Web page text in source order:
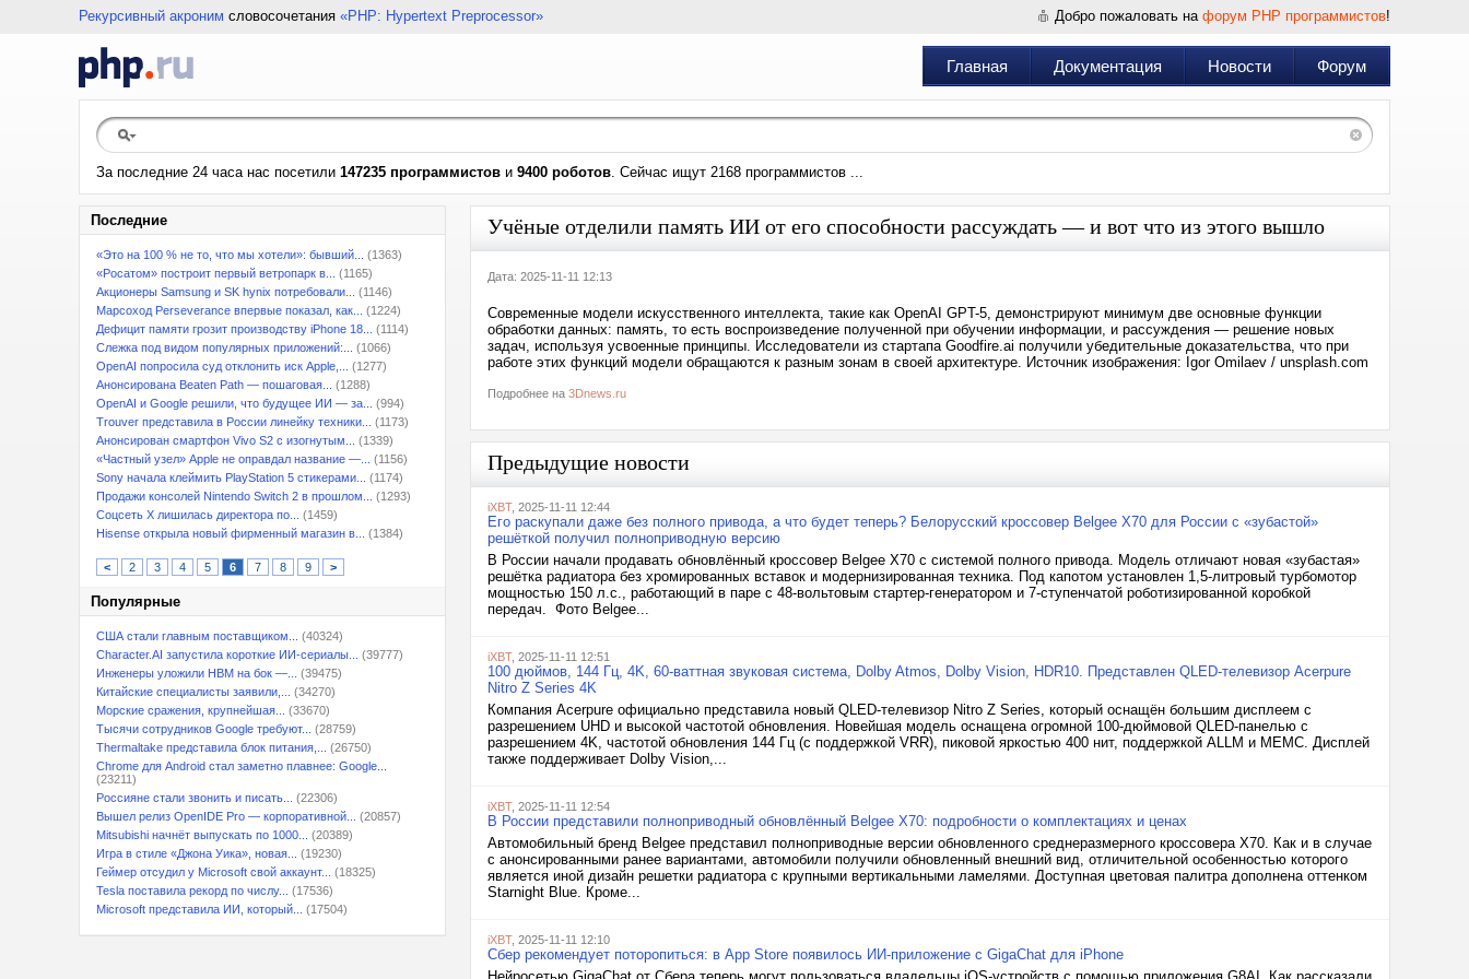
Рекурсивный акроним словосочетания «PHP: Hypertext Preprocessor» Добро пожаловать на форум PHP программистов!
Главная Документация Новости Форум
За последние 24 часа нас посетили 147235 программистов и 9400 роботов. Сейчас ищут 2168 программистов ...
Последние
«Это на 100 % не то, что мы хотели»: бывший...
(1363)
«Росатом» построит первый ветропарк в...
(1165)
Акционеры Samsung и SK hynix потребовали...
(1146)
Марсоход Perseverance впервые показал, как...
(1224)
Дефицит памяти грозит производству iPhone 18...
(1114)
Слежка под видом популярных приложений:...
(1066)
OpenAI попросила суд отклонить иск Apple,...
(1277)
Анонсирована Beaten Path — пошаговая...
(1288)
OpenAI и Google решили, что будущее ИИ — за...
(994)
Trouver представила в России линейку техники...
(1173)
Анонсирован смартфон Vivo S2 с изогнутым...
(1339)
«Частный узел» Apple не оправдал название —...
(1156)
Sony начала клеймить PlayStation 5 стикерами...
(1174)
Продажи консолей Nintendo Switch 2 в прошлом...
(1293)
Соцсеть X лишилась директора по...
(1459)
Hisense открыла новый фирменный магазин в...
(1384)
< 2 3 4 5 6 7 8 9 >
Популярные
США стали главным поставщиком...
(40324)
Character.AI запустила короткие ИИ-сериалы...
(39777)
Инженеры уложили HBM на бок —...
(39475)
Китайские специалисты заявили,...
(34270)
Морские сражения, крупнейшая...
(33670)
Тысячи сотрудников Google требуют...
(28759)
Thermaltake представила блок питания,...
(26750)
Chrome для Android стал заметно плавнее: Google...
(23211)
Россияне стали звонить и писать...
(22306)
Вышел релиз OpenIDE Pro — корпоративной...
(20857)
Mitsubishi начнёт выпускать по 1000...
(20389)
Игра в стиле «Джона Уика», новая...
(19230)
Геймер отсудил у Microsoft свой аккаунт...
(18325)
Tesla поставила рекорд по числу...
(17536)
Microsoft представила ИИ, который...
(17504)
Учёные отделили память ИИ от его способности рассуждать — и вот что из этого вышло
Дата: 2025-11-11 12:13
Современные модели искусственного интеллекта, такие как OpenAI GPT-5, демонстрируют минимум две основные функции
обработки данных: память, то есть воспроизведение полученной при обучении информации, и рассуждения — решение новых
задач, используя усвоенные принципы. Исследователи из стартапа Goodfire.ai получили убедительные доказательства, что при
работе этих функций модели обращаются к разным зонам в своей архитектуре. Источник изображения: Igor Omilaev / unsplash.com
Подробнее на 3Dnews.ru
Предыдущие новости
iXBT, 2025-11-11 12:44
Его раскупали даже без полного привода, а что будет теперь? Белорусский кроссовер Belgee X70 для России с «зубастой»
решёткой получил полноприводную версию
В России начали продавать обновлённый кроссовер Belgee X70 с системой полного привода. Модель отличают новая «зубастая»
решётка радиатора без хромированных вставок и модернизированная техника. Под капотом установлен 1,5-литровый турбомотор
мощностью 150 л.с., работающий в паре с 48-вольтовым стартер-генератором и 7-ступенчатой роботизированной коробкой
передач. Фото Belgee...
iXBT, 2025-11-11 12:51
100 дюймов, 144 Гц, 4K, 60-ваттная звуковая система, Dolby Atmos, Dolby Vision, HDR10. Представлен QLED-телевизор Acerpure
Nitro Z Series 4K
Компания Acerpure официально представила новый QLED-телевизор Nitro Z Series, который оснащён большим дисплеем с
разрешением UHD и высокой частотой обновления. Новейшая модель оснащена огромной 100-дюймовой QLED-панелью с
разрешением 4K, частотой обновления 144 Гц (с поддержкой VRR), пиковой яркостью 400 нит, поддержкой ALLM и MEMC. Дисплей
также поддерживает Dolby Vision,...
iXBT, 2025-11-11 12:54
В России представили полноприводный обновлённый Belgee X70: подробности о комплектациях и ценах
Автомобильный бренд Belgee представил полноприводные версии обновленного среднеразмерного кроссовера X70. Как и в случае
с анонсированными ранее вариантами, автомобили получили обновленный внешний вид, отличительной особенностью которого
является иной дизайн решетки радиатора с крупными вертикальными ламелями. Доступная цветовая палитра дополнена оттенком
Starnight Blue. Кроме...
iXBT, 2025-11-11 12:10
Сбер рекомендует поторопиться: в App Store появилось ИИ-приложение с GigaChat для iPhone